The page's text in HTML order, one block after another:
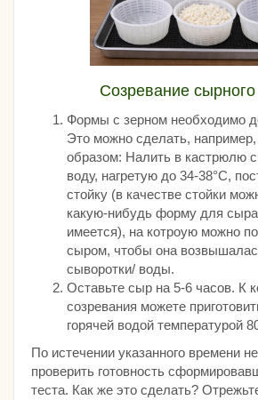
Созревание сырного
Формы с зерном необходимо
Это можно сделать,
образом: Налить в кастрюлю
воду, нагретую до 34-38°С,
стойку (в качестве стойки
какую-нибудь форму для
имеется), на котроую можно
сыром, чтобы она
сыворотки/ воды.
Оставьте сыр на 5-6 часов. К
созревания можете
горячей водой температурой
По истечении указанного времени
проверить готовность
теста. Как же это сделать?